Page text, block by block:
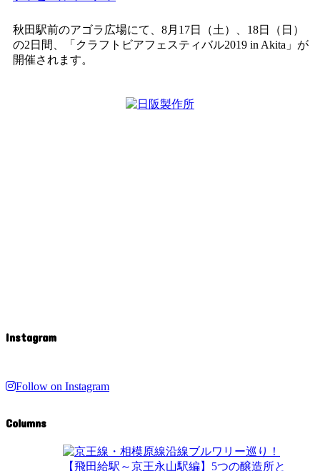
秋田駅前のアゴラ広場にて、8月17日（土）、18日（日）
の2日間、「クラフトビアフェスティバル2019 in Akita」が
開催されます。
Instagram
Follow on Instagram
Columns